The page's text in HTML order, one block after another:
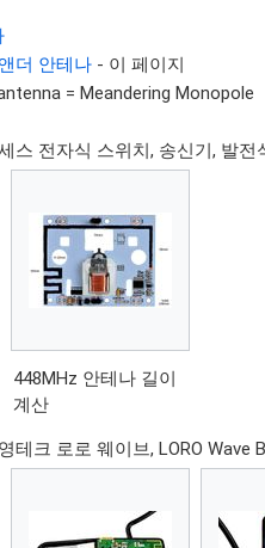
더 안테나 - 이 페이지
= Meandering Monopole
스 전자식 스위치, 송신기, 발
448MHz 안테나 길이
계산
테크 로로 웨이브, LORO Wave